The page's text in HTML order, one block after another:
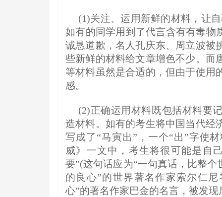
(1)关注、运用新鲜的材料，让
如有的同学用到了代言含有有毒物
诚恳道歉，名人孔庆东、周立波被
些新鲜的材料给文章增色不少。而
等材料虽然是合适的，但由于使用
感。
(2)正确运用材料既包括材料要
造材料。如有的考生将中国当代经
写成了“马寅出”，一个“出”字使
威》一文中，考生将很可能是自
要”(这句话应为“一句真话，比整
的良心”的世界著名作家索尔仁
心”的著名作家巴金的名言，被发